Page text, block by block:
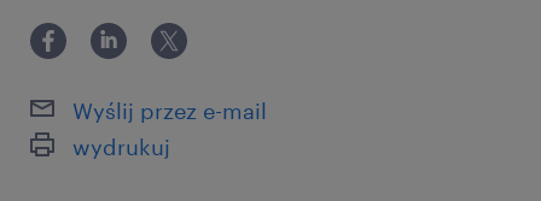
Wyślij przez e-mail
wydrukuj